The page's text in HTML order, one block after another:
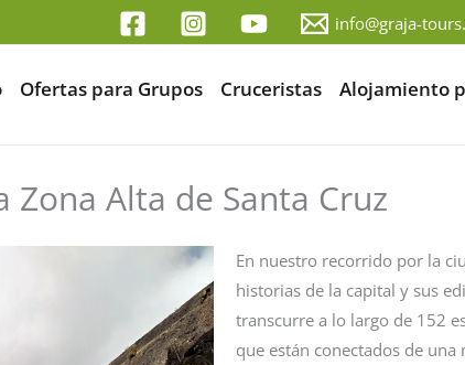
info@graja-
Ofertas para Grupos Cruceristas Alojamiento
Alta de Santa Cruz
En nuestro recorrido por la
historias de la capital y sus
transcurre a lo largo de 152
que están conectados de